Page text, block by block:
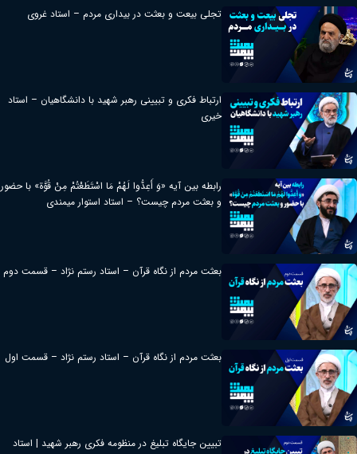
تجلی بیعت و بعثت در بیداری مردم – استاد غروی
ارتباط فکری و تبیینی رهبر شهید با دانشگاهیان – استاد
خیری
رابطه بین آیه «وَ أَعِدُّوا لَهُمْ مَا اسْتَطَعْتُمْ مِنْ قُوَّة» با حضور
و بعثت مردم چیست؟ – استاد استوار میمندی
بعثت مردم از نگاه قرآن – استاد رستم نژاد – قسمت دوم
بعثت مردم از نگاه قرآن – استاد رستم نژاد – قسمت اول
تبیین جایگاه تبلیغ در منظومه فکری رهبر شهید | استاد